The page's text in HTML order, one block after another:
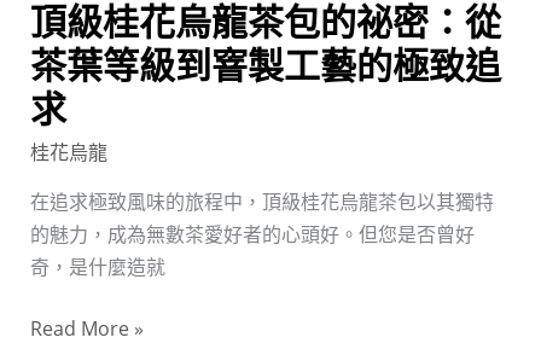
頂級桂花烏龍茶包的祕密：從
茶葉等級到窨製工藝的極致追
求
桂花烏龍
在追求極致風味的旅程中，頂級桂花烏龍茶包以其獨特
的魅力，成為無數茶愛好者的心頭好。但您是否曾好
奇，是什麼造就
茶
葉
等
級
到
窨
製
工
藝
Read More »